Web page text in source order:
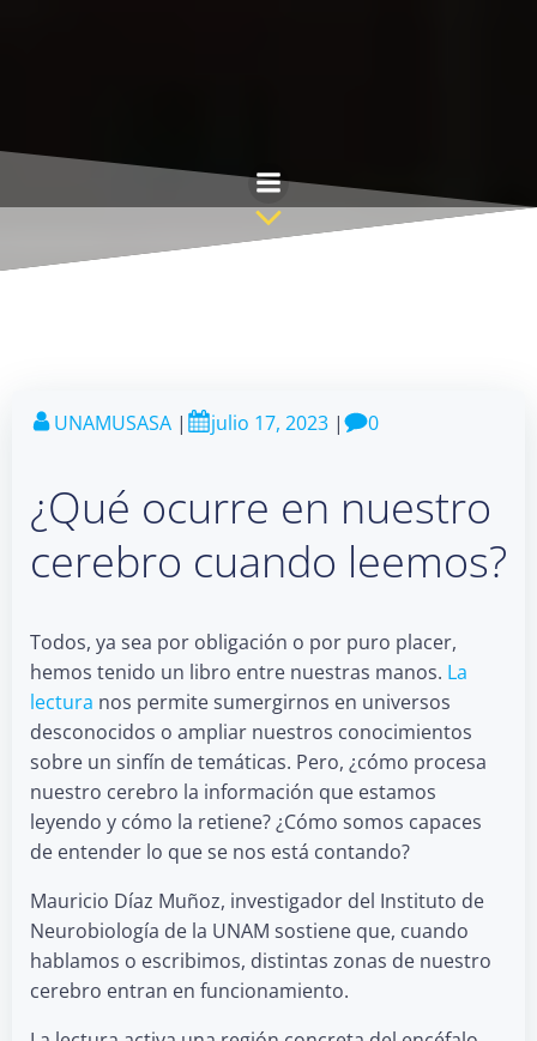
UNAMUSASA | julio 17, 2023 | 0
¿Qué ocurre en nuestro
cerebro cuando leemos?
Todos, ya sea por obligación o por puro placer,
hemos tenido un libro entre nuestras manos. La
lectura nos permite sumergirnos en universos
desconocidos o ampliar nuestros conocimientos
sobre un sinfín de temáticas. Pero, ¿cómo procesa
nuestro cerebro la información que estamos
leyendo y cómo la retiene? ¿Cómo somos capaces
de entender lo que se nos está contando?
Mauricio Díaz Muñoz, investigador del Instituto de
Neurobiología de la UNAM sostiene que, cuando
hablamos o escribimos, distintas zonas de nuestro
cerebro entran en funcionamiento.